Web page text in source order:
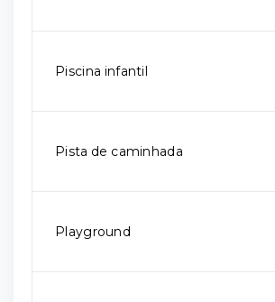
Piscina infantil
Pista de caminhada
Playground